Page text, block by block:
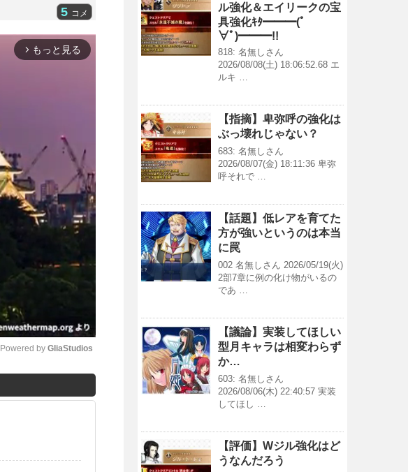
5 コメ
arrow_forward_ios もっと見る
Powered by GliaStudios
ル強化＆エイリークの宝
具強化ｷﾀ━━━(ﾟ
∀ﾟ)━━━!!
818: 名無しさん
2026/08/08(土) 18:06:52.68 エ
ルキ …
【指摘】卑弥呼の強化は
ぶっ壊れじゃない？
683: 名無しさん
2026/08/07(金) 18:11:36 卑弥
呼それで …
【話題】低レアを育てた
方が強いというのは本当
に罠
002 名無しさん 2026/05/19(火)
2部7章に例の化け物がいるの
であ …
【議論】実装してほしい
型月キャラは相変わらず
か…
603: 名無しさん
2026/08/06(木) 22:40:57 実装
してほし …
【評価】Wジル強化はど
うなんだろう